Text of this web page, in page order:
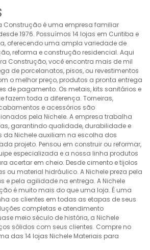
Construção é uma empresa familiar
1976. Possuímos 14 lojas em Curitiba e
oferecendo uma ampla variedade de
reforma e construção residencial. Aqui
Construção, você encontra mais de mil
de porcelanatos, pisos, ou revestimentos
o melhor preço, produtos a pronta entrega
de pagamento. Os metais, kits sanitários e
fazem toda a diferença. Torneiras,
e acessórios são
pela Nichele. A empresa trabalha
garantindo qualidade, durabilidade e
da Nichele auxiliam na escolha dos
projeto. Pensou em construir ou reformar,
especializada e a nossa linha produtos
acertar em cheio. Desde cimento e tijolos
ou material hidráulico. A Nichele preza pela
e pela agilidade na entrega. A Nichele
é muito mais do que uma loja. É uma
os clientes em todas as etapas de seus
completas e atendimento
meio século de história, a Nichele
sólidos com seus clientes. Compre no
das 14 lojas Nichele Materiais para